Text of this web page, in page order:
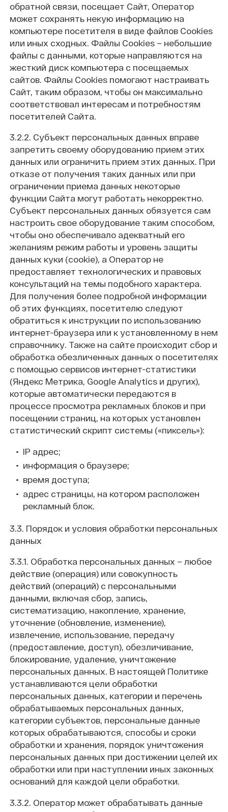
обратной связи, посещает Сайт, Оператор
может сохранять некую информацию на
компьютере посетителя в виде файлов Cookies
или иных сходных. Файлы Cookies – небольшие
файлы с данными, которые направляются на
жесткий диск компьютера с посещаемых
сайтов. Файлы Cookies помогают настраивать
Сайт, таким образом, чтобы он максимально
соответствовал интересам и потребностям
посетителей Сайта.
3.2.2. Субъект персональных данных вправе
запретить своему оборудованию прием этих
данных или ограничить прием этих данных. При
отказе от получения таких данных или при
ограничении приема данных некоторые
функции Сайта могут работать некорректно.
Субъект персональных данных обязуется сам
настроить свое оборудование таким способом,
чтобы оно обеспечивало адекватный его
желаниям режим работы и уровень защиты
данных куки (cookie), а Оператор не
предоставляет технологических и правовых
консультаций на темы подобного характера.
Для получения более подробной информации
об этих функциях, посетителю следуют
обратиться к инструкции по использованию
интернет-браузера или к установленному в нем
справочнику. Также на сайте происходит сбор и
обработка обезличенных данных о посетителях
с помощью сервисов интернет-статистики
(Яндекс Метрика, Google Analytics и других),
которые автоматически передаются в
процессе просмотра рекламных блоков и при
посещении страниц, на которых установлен
статистический скрипт системы («пиксель»):
IP адрес;
информация о браузере;
время доступа;
адрес страницы, на котором расположен
рекламный блок.
3.3. Порядок и условия обработки персональных
данных
3.3.1. Обработка персональных данных – любое
действие (операция) или совокупность
действий (операций) с персональными
данными, включая сбор, запись,
систематизацию, накопление, хранение,
уточнение (обновление, изменение),
извлечение, использование, передачу
(предоставление, доступ), обезличивание,
блокирование, удаление, уничтожение
персональных данных. В настоящей Политике
устанавливаются цели обработки
персональных данных, категории и перечень
обрабатываемых персональных данных,
категории субъектов, персональные данные
которых обрабатываются, способы и сроки
обработки и хранения, порядок уничтожения
персональных данных при достижении целей их
обработки или при наступлении иных законных
оснований для каждой цели обработки.
3.3.2. Оператор может обрабатывать данные